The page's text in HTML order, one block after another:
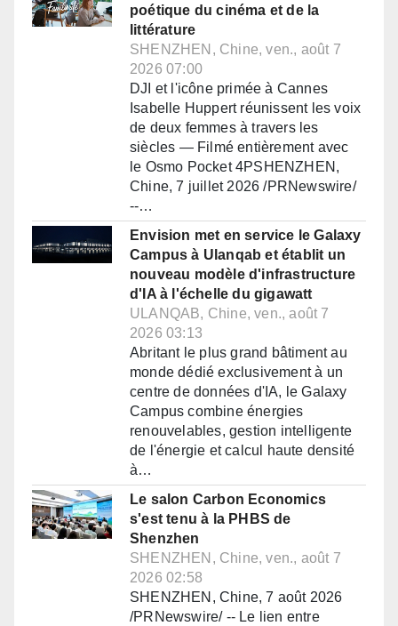
poétique du cinéma et de la
littérature
SHENZHEN, Chine, ven., août 7
2026 07:00
DJI et l'icône primée à Cannes
Isabelle Huppert réunissent les voix
de deux femmes à travers les
siècles — Filmé entièrement avec
le Osmo Pocket 4PSHENZHEN,
Chine, 7 juillet 2026 /PRNewswire/
--…
Envision met en service le Galaxy
Campus à Ulanqab et établit un
nouveau modèle d'infrastructure
d'IA à l'échelle du gigawatt
ULANQAB, Chine, ven., août 7
2026 03:13
Abritant le plus grand bâtiment au
monde dédié exclusivement à un
centre de données d'IA, le Galaxy
Campus combine énergies
renouvelables, gestion intelligente
de l'énergie et calcul haute densité
à…
Le salon Carbon Economics
s'est tenu à la PHBS de
Shenzhen
SHENZHEN, Chine, ven., août 7
2026 02:58
SHENZHEN, Chine, 7 août 2026
/PRNewswire/ -- Le lien entre